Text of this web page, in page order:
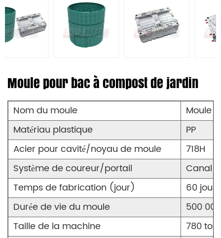
Moule pour bac à compost de jardin
Nom du moule
Moule
Matériau plastique
PP
Acier pour cavité/noyau de moule
718H
Système de coureur/portail
Canal
Temps de fabrication (jour)
60 jours
Durée de vie du moule
500
Taille de la machine
780